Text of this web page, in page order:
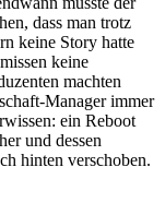
dass man trotz
keine Story hatte
keine
machten
Manager immer
ein Reboot
und dessen
hinten verschoben.